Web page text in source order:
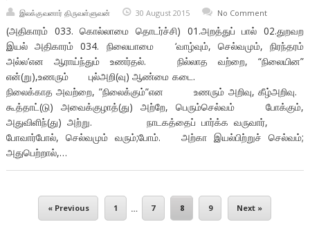
இலக்குவனார் திருவள்ளுவன் 30 August 2015 No Comment
(அதிகாரம் 033. கொல்லாமை தொடர்ச்சி) 01.அறத்துப் பால் 02.துறவற
இயல் அதிகாரம் 034. நிலையாமை ‘வாழ்வும், செல்வமும், நிரந்தரம்
அல்ல’என ஆராய்ந்தும் உணர்தல். நில்லாத வற்றை, “நிலையின”
என்(று),உணரும் புல்அறி(வு) ஆண்மை கடை.
நிலைக்காத அவற்றை, ”நிலைக்கும்”என உணரும் அறிவு, கீழ்அறிவு.
கூத்தாட்(டு) அவைக்குழாத்(து) அற்றே, பெரும்செல்வம் போக்கும்,
அதுவிளிந்(து) அற்று. நாடகத்தைப் பார்க்க வருவார்,
போவார்போல், செல்வமும் வரும்;போம். அற்கா இயல்பிற்றுச் செல்வம்;
அதுபெற்றால்,…
« Previous 1 … 7 8 9 Next »